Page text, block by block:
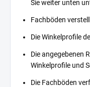
Sie weiter unten
Fachböden
Die Winkelprofile
Die angegebenen
Winkelprofile und
Die Fachböden